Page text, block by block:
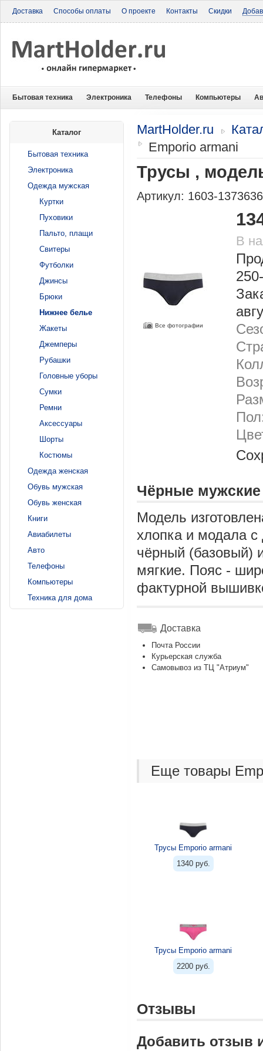
Доставка Способы оплаты О проекте Контакты Скидки
Бытовая техника Электроника Телефоны Компьютеры
MartHolder.ru
Emporio armani
Трусы ,
Артикул: 1603-
Все фотографии
В
Чёрные мужские
Модель
хлопка и модала с
чёрный (базовый)
мягкие. Пояс -
фактурной
Доставка
Почта России
Курьерская служба
Самовывоз из ТЦ "Атриум"
Еще товары
Трусы Emporio armani
1340 руб.
Трусы Emporio armani
2200 руб.
Отзывы
Добавить отзыв
Каталог
Бытовая техника
Электроника
Одежда мужская
Куртки
Пуховики
Пальто, плащи
Свитеры
Футболки
Джинсы
Брюки
Нижнее белье
Жакеты
Джемперы
Рубашки
Головные уборы
Сумки
Ремни
Аксессуары
Шорты
Костюмы
Одежда женская
Обувь мужская
Обувь женская
Книги
Авиабилеты
Авто
Телефоны
Компьютеры
Техника для дома